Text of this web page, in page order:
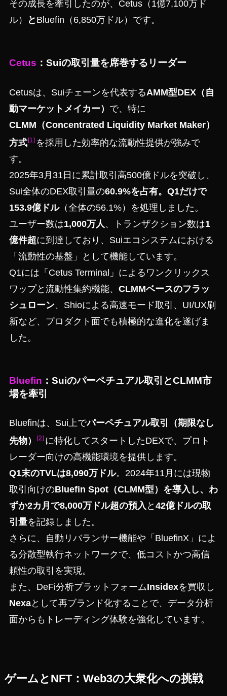
その成長を牽引したのが、Cetus（1億7,100万ド
ル）
と Bluefin（6,850万ドル）です。
Cetus ：Suiの取引量を席巻するリーダー
Cetusは、Suiチェーンを代表するAMM型DEX（自
動マーケットメイカー） で、特に
CLMM（Concentrated Liquidity Market Maker）
方式 1
を採用した効率的な流動性提供が強みで
す。
2025年3月31日に累計取引高500億ドルを突破し、
Sui全体のDEX取引量の60.9%を占有。Q1だけで
153.9億ドル（全体の56.1%）を処理しました。
ユーザー数は1,000万人 、トランザクション数は1
億件超に到達しており、Suiエコシステムにおける
「流動性の基盤」として機能しています。
Q1には「Cetus Terminal」によるワンクリックス
ワップと流動性集約機能、 CLMMベースのフラッ
シュローン、Shioによる高速モード取引、UI/UX刷
新など、プロダクト面でも積極的な進化を遂げま
した。
Bluefin ：Suiのパーペチュアル取引とCLMM市
場を牽引
Bluefinは、Sui上でパーペチュアル取引（期限なし
先物）
2 に特化してスタートしたDEXで、プロト
レーダー向けの高機能環境を提供します。
Q1末のTVLは8,090万ドル。2024年11月には現物
取引向けのBluefin Spot（CLMM型） を導入し、わ
ずか2カ月で8,000万ドル超の預入 と 42億ドルの取
引量を記録しました。
さらに、自動リバランサー機能や「BluefinX」によ
る分散型執行ネットワークで、低コストかつ高信
頼性の取引を実現。
また、DeFi分析プラットフォームInsidexを買収し
Nexaとして再ブランド化することで、データ分析
面からもトレーディング体験を強化しています。
ゲームとNFT：Web3の大衆化への挑戦